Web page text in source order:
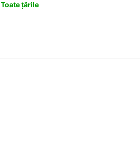
Toate țările